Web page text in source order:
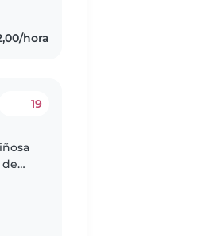
hora
19
de